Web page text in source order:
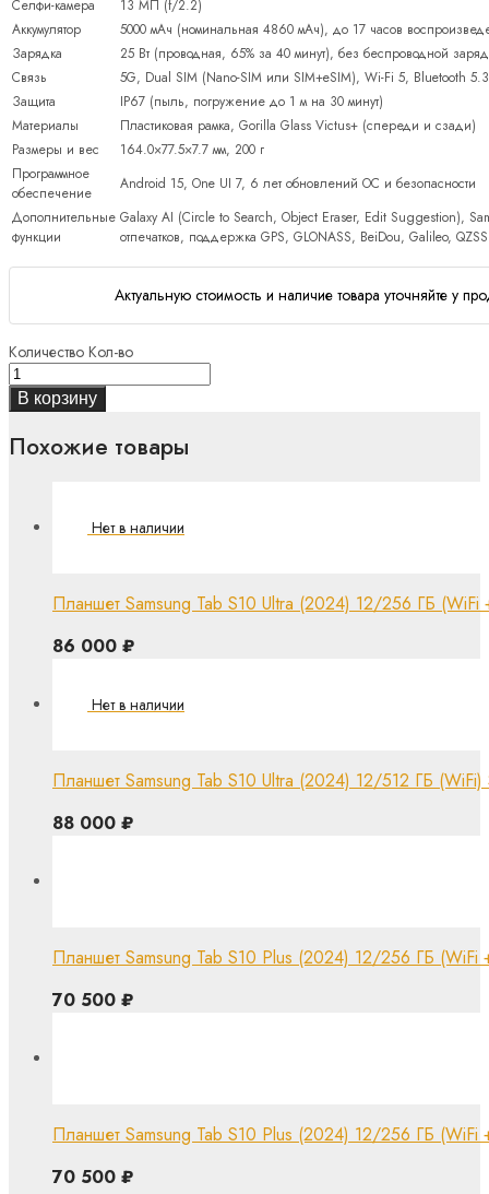
Селфи-камера
13 МП (f/2.2)
Аккумулятор
5000 мАч (номинальная 4860 мАч), до 17 часов
Зарядка
25 Вт (проводная, 65% за 40 минут), без беспроводной
Связь
5G, Dual SIM (Nano-SIM или SIM+eSIM), Wi-Fi 5, Bluetooth
Защита
IP67 (пыль, погружение до 1 м на 30 минут)
Материалы
Пластиковая рамка, Gorilla Glass Victus+ (спереди и сзади)
Размеры и вес
164.0×77.5×7.7 мм, 200 г
Программное
обеспечение
Android 15, One UI 7, 6 лет обновлений ОС и безопасности
Дополнительные
функции
Galaxy AI (Circle to Search, Object Eraser, Edit Suggestion),
отпечатков, поддержка GPS, GLONASS, BeiDou, Galileo, QZSS
Актуальную стоимость и наличие товара уточняйте у
Количество Кол-во
В корзину
Похожие товары
Планшет Samsung Tab S10 Ultra (2024) 12/256 ГБ (WiFi
86 000 ₽
Планшет Samsung Tab S10 Ultra (2024) 12/512 ГБ (WiFi)
88 000 ₽
Планшет Samsung Tab S10 Plus (2024) 12/256 ГБ (WiFi
70 500 ₽
Планшет Samsung Tab S10 Plus (2024) 12/256 ГБ (WiFi
70 500 ₽